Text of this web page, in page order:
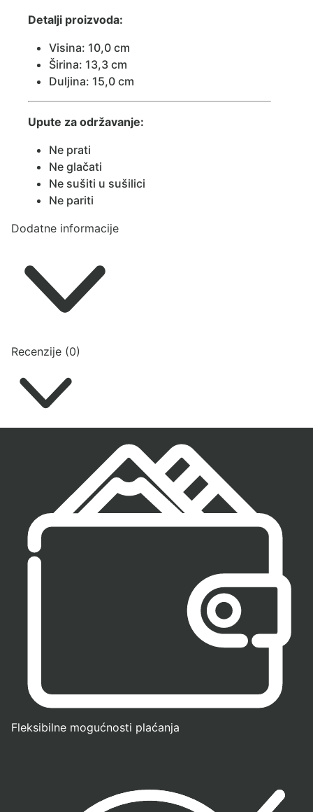
Detalji proizvoda:
Visina: 10,0 cm
Širina: 13,3 cm
Duljina: 15,0 cm
Upute za održavanje:
Ne prati
Ne glačati
Ne sušiti u sušilici
Ne pariti
Dodatne informacije
Recenzije (0)
Fleksibilne mogućnosti plaćanja